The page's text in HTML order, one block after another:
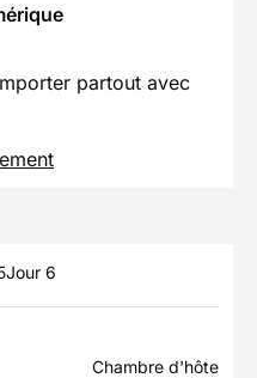
partout avec
Jour 6
Chambre d'hôte